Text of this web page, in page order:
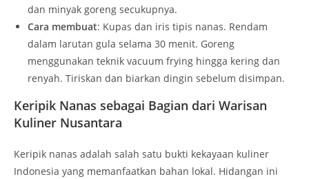
dan minyak goreng secukupnya.
Cara membuat: Kupas dan iris tipis nanas. Rendam
dalam larutan gula selama 30 menit. Goreng
menggunakan teknik vacuum frying hingga kering dan
renyah. Tiriskan dan biarkan dingin sebelum disimpan.
Keripik Nanas sebagai Bagian dari Warisan
Kuliner Nusantara
Keripik nanas adalah salah satu bukti kekayaan kuliner
Indonesia yang memanfaatkan bahan lokal. Hidangan ini